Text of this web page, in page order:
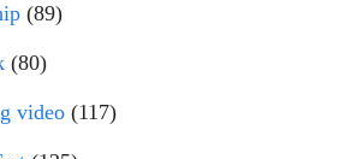
(89)
(80)
video (117)